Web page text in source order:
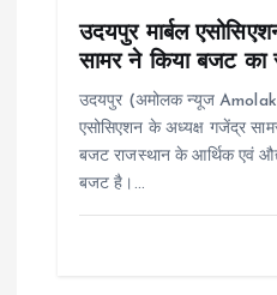
उदयपुर मार्बल
सामर ने किया बजट का
उदयपुर (अमोलक न्यूज
एसोसिएशन के अध्यक्ष गजेंद्र
बजट राजस्थान के आर्थिक एवं
बजट है।…